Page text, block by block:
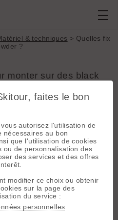
& techniques > Quelles fix
?
monter sur des black
Aller à la page :Précédente 1
Chercher Archives
02/2016 00:43
seraient les
peu bête de mettre 2 largeurs
faites le bon
autorisez l'utilisation de
nécessaires au bon
que l'utilisation de cookies
ou de personnalisation des
des services et des offres
modifier ce choix ou obtenir
sur la page des
du service :
personnelles